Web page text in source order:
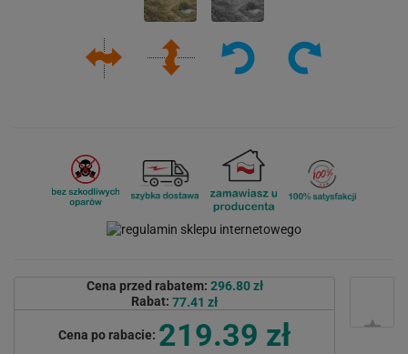
Cena przed rabatem: 296.80 zł
Rabat: 77.41 zł
Cena po rabacie: 219.39 zł